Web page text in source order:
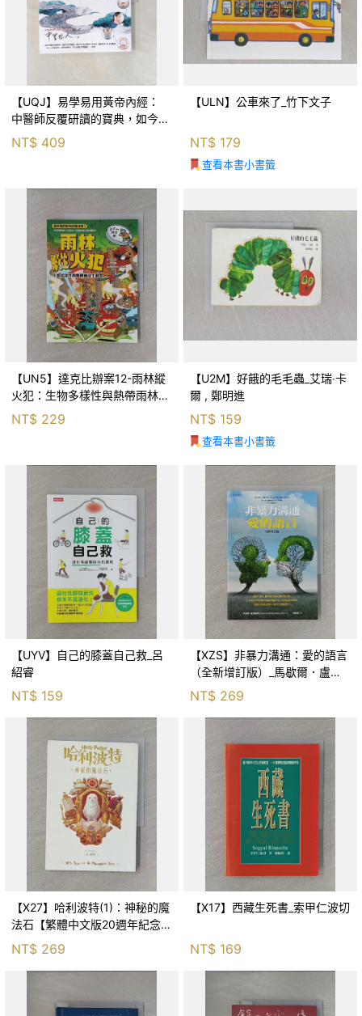
【UQJ】易學易用黃帝內經：
中醫師反覆研讀的寶典，如今一
般人也能實踐。12條經絡、365
個穴位白話詳解，經之所過，病
NT$ 409
【ULN】公車來了_竹下文子
NT$ 179
查看本書小書籤
【UN5】達克比辦案12-雨林縱
火犯：生物多樣性與熱帶雨林生
態系_柯智元
NT$ 229
【U2M】好餓的毛毛蟲_艾瑞‧卡
爾 , 鄭明進
NT$ 159
查看本書小書籤
【UYV】自己的膝蓋自己救_呂
紹睿
NT$ 159
【XZS】非暴力溝通：愛的語言
（全新增訂版）_馬歇爾．盧森
堡, 蕭寶森
NT$ 269
【X27】哈利波特(1)：神秘的魔
法石【繁體中文版20週年紀念】
NT$ 269
【X17】西藏生死書_索甲仁波切
NT$ 169